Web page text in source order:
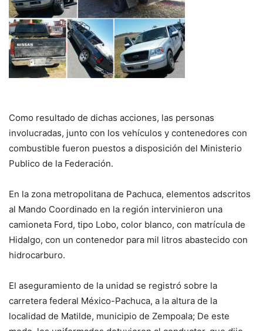
Como resultado de dichas acciones, las personas
involucradas, junto con los vehículos y contenedores con
combustible fueron puestos a disposición del Ministerio
Publico de la Federación.
En la zona metropolitana de Pachuca, elementos adscritos
al Mando Coordinado en la región intervinieron una
camioneta Ford, tipo Lobo, color blanco, con matrícula de
Hidalgo, con un contenedor para mil litros abastecido con
hidrocarburo.
El aseguramiento de la unidad se registró sobre la
carretera federal México-Pachuca, a la altura de la
localidad de Matilde, municipio de Zempoala; De este